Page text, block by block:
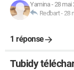
Yamina-28 mai
Redbart-28
1 réponse
Tubidy